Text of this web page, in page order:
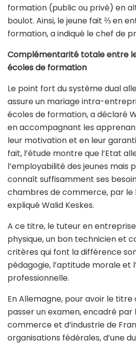
formation (public ou privé) en
boulot. Ainsi, le jeune fait ⅔ en
formation, a indiqué le chef de
Complémentarité totale entre
écoles de formation
Le point fort du système dual
assure un mariage intra-
écoles de formation, a déclaré
en accompagnant les
leur motivation et en leur
fait, l’étude montre que l’Etat
l’employabilité des jeunes mais
connaît suffisamment ses
chambres de commerce, par le
expliqué Walid Keskes.
A ce titre, le tuteur en
physique, un bon technicien et
critères qui font la différence
pédagogie, l’aptitude morale et
professionnelle.
En Allemagne, pour avoir le
passer un examen, encadré
commerce et d’industrie de
organisations fédérales, d’une